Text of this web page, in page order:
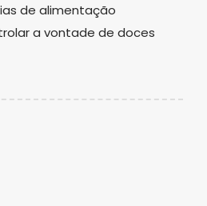
de alimentação
a vontade de doces